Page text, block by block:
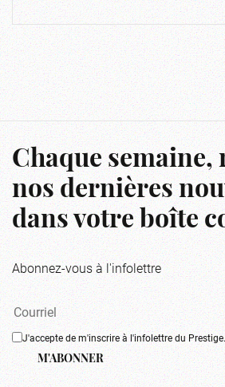
Chaque semaine,
nos dernières
dans votre boîte
Abonnez-vous à l'infolettre
J'accepte de m'inscrire à l'infolettre du Prestige.
M'ABONNER